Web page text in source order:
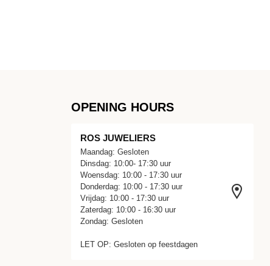
OPENING HOURS
ROS JUWELIERS
Maandag: Gesloten
Dinsdag: 10:00- 17:30 uur
Woensdag: 10:00 - 17:30 uur
Donderdag: 10:00 - 17:30 uur
Vrijdag: 10:00 - 17:30 uur
Zaterdag: 10:00 - 16:30 uur
Zondag: Gesloten
LET OP: Gesloten op feestdagen